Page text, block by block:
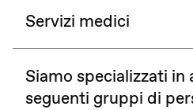
Servizi medici
Siamo specializzati in
seguenti gruppi di